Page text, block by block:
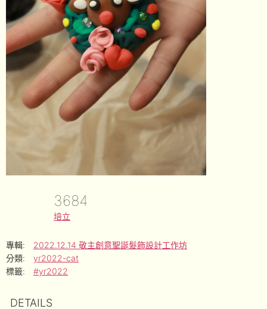
3684
培立
專輯:
2022.12.14 敬主創意聖誕髮飾設計工作坊
分類:
yr2022-cat
標籤:
#yr2022
DETAILS